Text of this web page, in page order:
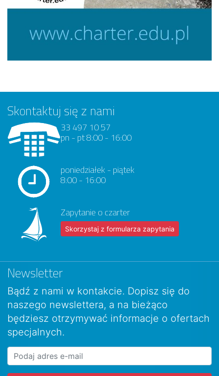
Skontaktuj się z nami
33 497 10 57
pn - pt 8:00 - 16:00
poniedziałek - piątek
8:00 - 16:00
Zapytanie o czarter
Skorzystaj z formularza zapytania
Newsletter
Bądź z nami w kontakcie. Dopisz się do
naszego newslettera, a na bieżąco
będziesz otrzymywać informacje o ofertach
specjalnych.